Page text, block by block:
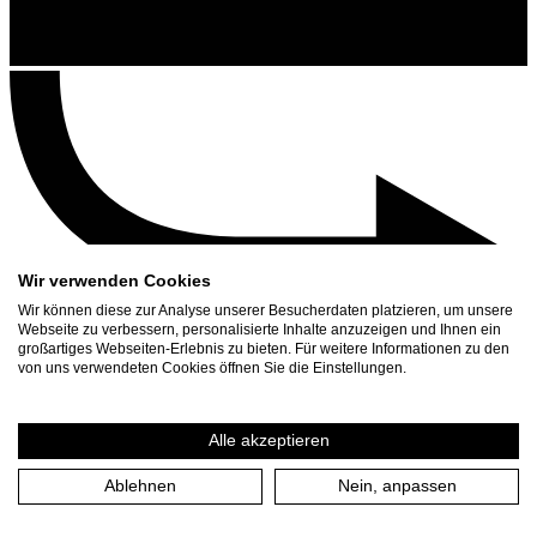
Contact
Press Download
Wir verwenden Cookies
Wir können diese zur Analyse unserer Besucherdaten platzieren, um unsere
Webseite zu verbessern, personalisierte Inhalte anzuzeigen und Ihnen ein
großartiges Webseiten-Erlebnis zu bieten. Für weitere Informationen zu den
von uns verwendeten Cookies öffnen Sie die Einstellungen.
Alle akzeptieren
Ablehnen Nein, anpassen